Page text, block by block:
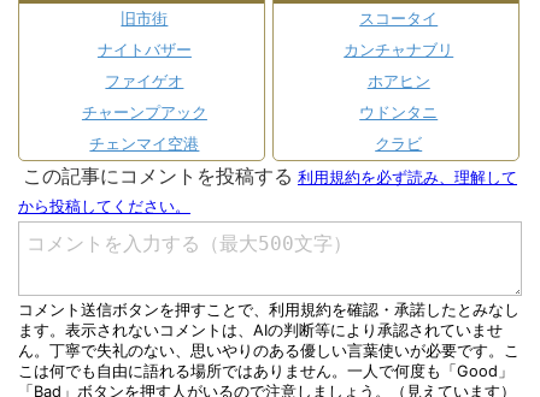
旧市街
ナイトバザー
ファイゲオ
チャーンプアック
チェンマイ空港
スコータイ
カンチャナブリ
ホアヒン
ウドンタニ
クラビ